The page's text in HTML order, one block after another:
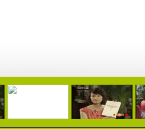
04:30 04:05